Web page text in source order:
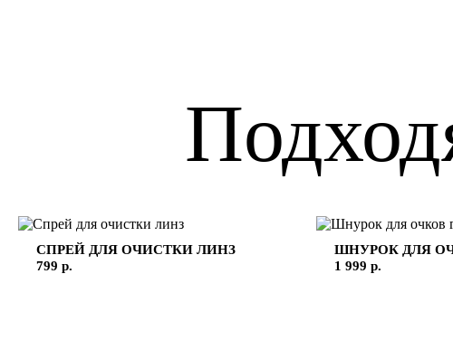
СПРЕЙ ДЛЯ ОЧИСТКИ ЛИНЗ
799 р.
ШНУРОК ДЛЯ
1 999 р.